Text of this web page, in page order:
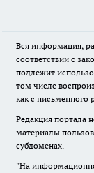
Вся информация,
соответствии с
подлежит
том числе
как с письменного
Редакция портала
материалы
субдоменах.
"На